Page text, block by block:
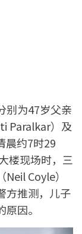
别为47岁父亲
Paralkar）及
晨约7时29
楼现场时，三
Coyle）
推测，儿子
因。